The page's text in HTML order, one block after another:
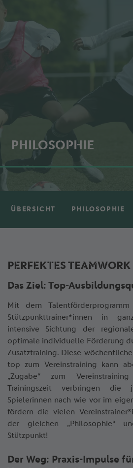
PHILOSOPHIE
ÜBERSICHT PHILOSOPHIE
PERFEKTES TEAMWORK
Das Ziel: Top-
Mit dem
Stützpunkttrainer*innen in
intensive Sichtung der
optimale individuelle Förderung
Zusatztraining. Diese
top zum Vereinstraining kann
„Zugabe“ zum
Trainingszeit verbringen die
Spielerinnen nach wie vor im
fördern die vielen
der gleichen „Philosophie“
Stützpunkt!
Der Weg: Praxis-Impulse